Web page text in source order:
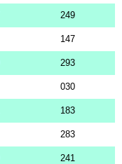
249
147
293
030
183
283
241